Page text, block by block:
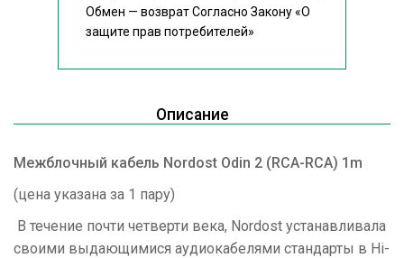
Обмен — возврат Согласно Закону«О
защите прав потребителей»
Описание
Межблочный кабель Nordost Odin 2 (RCA-RCA) 1m
(цена указана за 1 пару)
В течение почти четверти века, Nordost устанавливала
своими выдающимися аудиокабелями стандарты в Hi-